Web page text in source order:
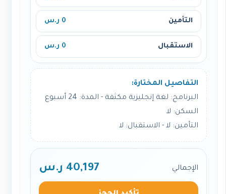
التأمين 0 ر.س
الاستقبال 0 ر.س
التفاصيل المختارة:
البرنامج: لغة إنجليزية مكثفة - المدة: 24 أسبوع
السكن: لا
التأمين: لا - الاستقبال: لا
الإجمالي 40,197 ر.س